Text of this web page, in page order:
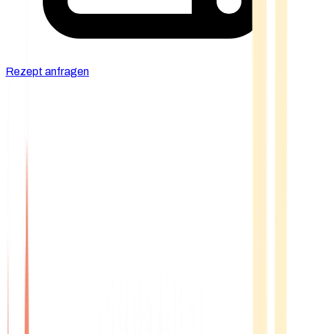
Rezept anfragen